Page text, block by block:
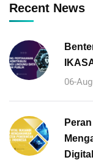
Recent News
06-